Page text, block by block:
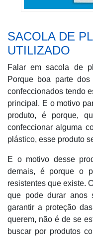
SACOLA DE
UTILIZADO
Falar em sacola de
Porque boa parte
confeccionados tendo
principal. E o motivo
produto, é porque,
confeccionar alguma
plástico, esse produto
E o motivo desse
demais, é porque o
resistentes que existe.
que pode durar anos
garantir a proteção
querem, não é de se
buscar por produtos